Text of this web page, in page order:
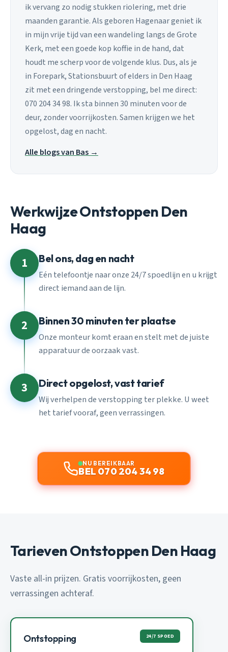
ik vervang zo nodig stukken riolering, met drie
maanden garantie. Als geboren Hagenaar geniet ik
in mijn vrije tijd van een wandeling langs de Grote
Kerk, met een goede kop koffie in de hand, dat
houdt me scherp voor de volgende klus. Dus, als je
in Forepark, Stationsbuurt of elders in Den Haag
zit met een dringende verstopping, bel me direct:
070 204 34 98. Ik sta binnen 30 minuten voor de
deur, zonder voorrijkosten. Samen krijgen we het
opgelost, dag en nacht.
Alle blogs van Bas →
Werkwijze Ontstoppen Den
Haag
1 Bel ons, dag en nacht
Eén telefoontje naar onze 24/7 spoedlijn en u krijgt
direct iemand aan de lijn.
2 Binnen 30 minuten ter plaatse
Onze monteur komt eraan en stelt met de juiste
apparatuur de oorzaak vast.
3 Direct opgelost, vast tarief
Wij verhelpen de verstopping ter plekke. U weet
het tarief vooraf, geen verrassingen.
NU BEREIKBAAR
BEL 070 204 34 98
Tarieven Ontstoppen Den Haag
Vaste all-in prijzen. Gratis voorrijkosten, geen
verrassingen achteraf.
Ontstopping 24/7 SPOED